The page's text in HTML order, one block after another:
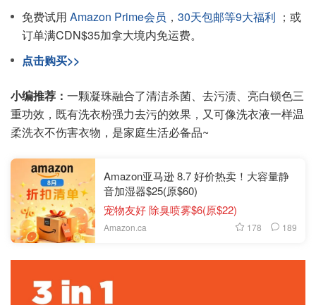
免费试用 Amazon Prime会员 ， 30天包邮等9大福利 ；或
订单满CDN$35加拿大境内免运费。
点击购买>>
小编推荐： 一颗凝珠融合了清洁杀菌、去污渍、亮白锁色三
重功效，既有洗衣粉强力去污的效果，又可像洗衣液一样温
柔洗衣不伤害衣物，是家庭生活必备品~
Amazon亚马逊 8.7 好价热卖！大容量静
音加湿器$25(原$60)
宠物友好 除臭喷雾$6(原$22)
Amazon.ca 178 189